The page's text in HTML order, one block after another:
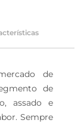
de
de
assado e
Sempre